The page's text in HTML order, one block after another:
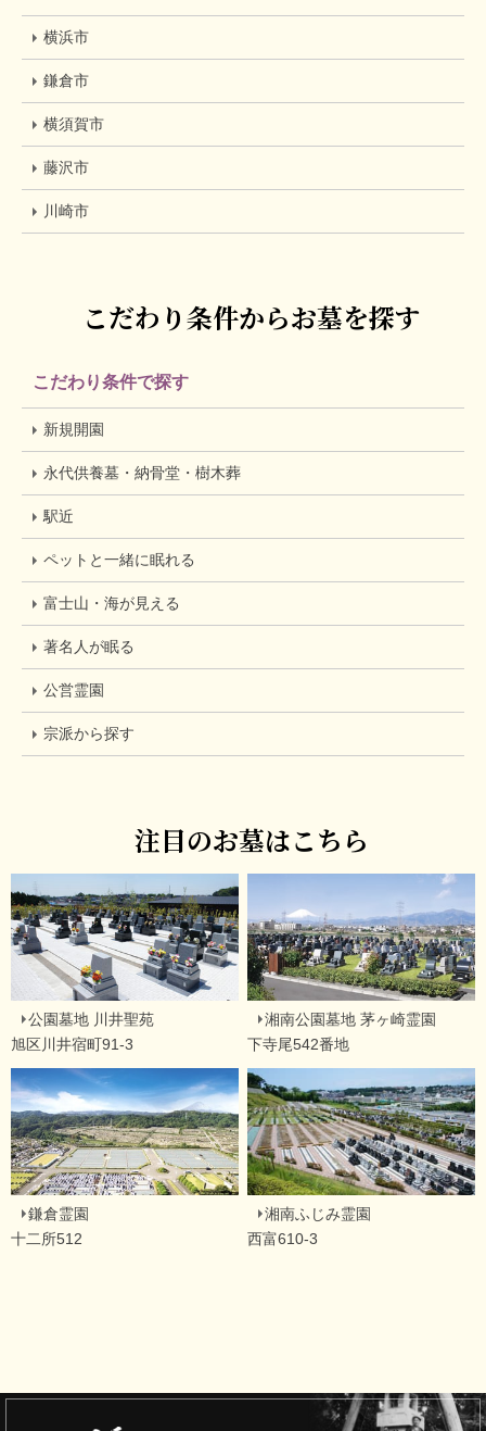
横浜市
鎌倉市
横須賀市
藤沢市
川崎市
こだわり条件からお墓を探す
こだわり条件で探す
新規開園
永代供養墓・納骨堂・樹木葬
駅近
ペットと一緒に眠れる
富士山・海が見える
著名人が眠る
公営霊園
宗派から探す
注目のお墓はこちら
公園墓地 川井聖苑
旭区川井宿町91-3
湘南公園墓地 茅ヶ崎霊園
下寺尾542番地
鎌倉霊園
十二所512
湘南ふじみ霊園
西富610-3